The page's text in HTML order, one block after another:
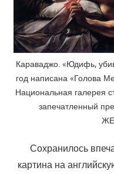
Караваджо. «Юдифь,
год написана «Голова
Национальная галерея
запечатленный
Сохранилось
картина на